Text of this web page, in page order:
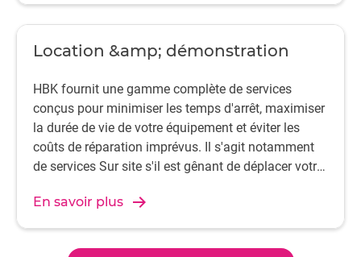
Location &amp; démonstration
HBK fournit une gamme complète de services
conçus pour minimiser les temps d'arrêt, maximiser
la durée de vie de votre équipement et éviter les
coûts de réparation imprévus. Il s'agit notamment
de services Sur site s'il est gênant de déplacer votre
En savoir plus